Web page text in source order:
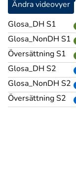
Ändra videovyer
Glosa_DH S1
Glosa_NonDH S1
Översättning S1
Glosa_DH S2
Glosa_NonDH S2
Översättning S2
PUNKT(L)
alltid högt,